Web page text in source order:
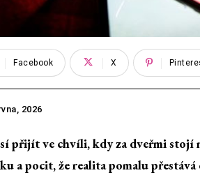
Facebook X
2026
přijít ve chvíli, kdy za dveřmi stojí
a pocit, že realita pomalu